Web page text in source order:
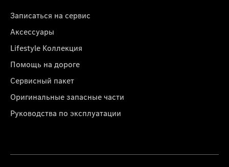
Записаться на сервис
Аксессуары
Lifestyle Коллекция
Помощь на дороге
Сервисный пакет
Оригинальные запасные части
Руководства по эксплуатации